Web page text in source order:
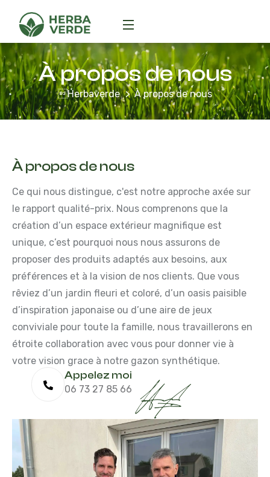
À propos de nous
Herbaverde À propos de nous
À propos de nous
Ce qui nous distingue, c'est notre approche axée sur
le rapport qualité-prix. Nous comprenons que la
création d’un espace extérieur magnifique est
unique, c’est pourquoi nous nous assurons de
proposer des produits adaptés aux besoins, aux
préférences et à la vision de nos clients. Que vous
rêviez d’un jardin fleuri et coloré, d’un oasis paisible
d’inspiration japonaise ou d’une aire de jeux
conviviale pour toute la famille, nous travaillerons en
étroite collaboration avec vous pour donner vie à
votre vision grace à notre gazon synthétique.
Appelez moi
06 73 27 85 66